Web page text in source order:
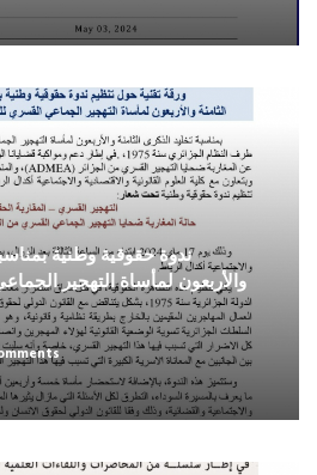
ندوة حقوقية وطنية
والأربعون لمأساة التهجير